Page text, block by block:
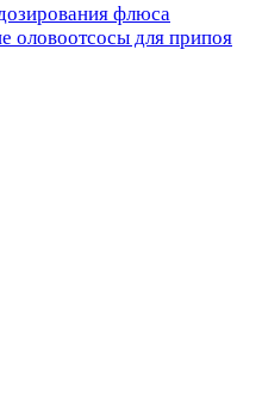
флюса
оловоотсосы для припоя